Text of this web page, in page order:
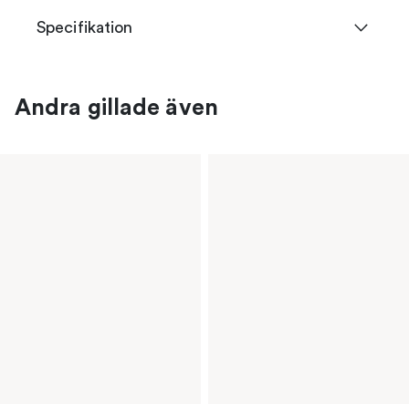
Specifikation
Andra gillade även